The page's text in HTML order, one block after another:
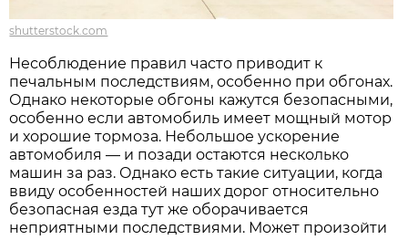
shutterstock.com
Несоблюдение правил часто приводит к
печальным последствиям, особенно при обгонах.
Однако некоторые обгоны кажутся безопасными,
особенно если автомобиль имеет мощный мотор
и хорошие тормоза. Небольшое ускорение
автомобиля — и позади остаются несколько
машин за раз. Однако есть такие ситуации, когда
ввиду особенностей наших дорог относительно
безопасная езда тут же оборачивается
неприятными последствиями. Может произойти